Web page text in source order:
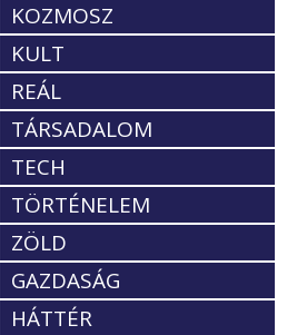
KOZMOSZ
KULT
REÁL
TÁRSADALOM
TECH
TÖRTÉNELEM
ZÖLD
GAZDASÁG
HÁTTÉR